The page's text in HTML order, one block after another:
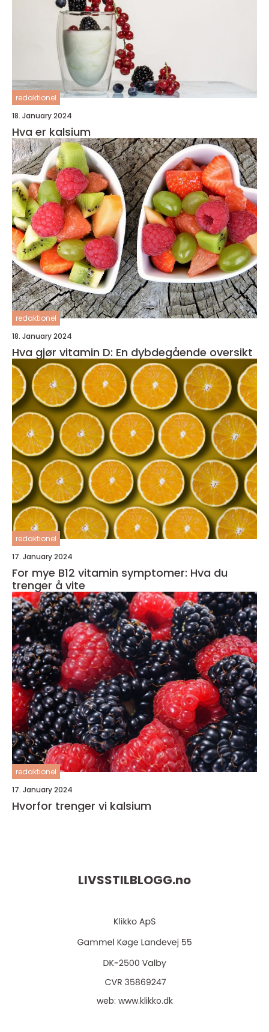
redaktionel
18. January 2024
Hva er kalsium
redaktionel
18. January 2024
Hva gjør vitamin D: En dybdegående oversikt
redaktionel
17. January 2024
For mye B12 vitamin symptomer: Hva du
trenger å vite
redaktionel
17. January 2024
Hvorfor trenger vi kalsium
LIVSSTILBLOGG.no
web: www.klikko.dk